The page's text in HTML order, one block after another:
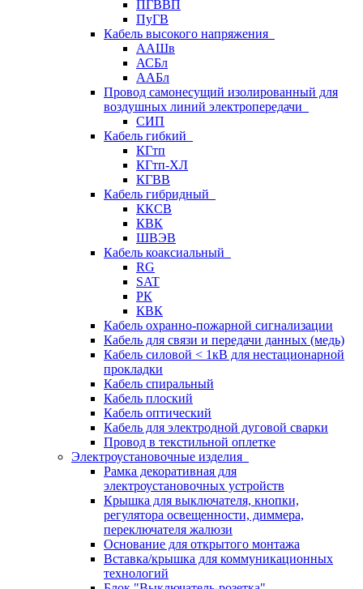
ПГВВП
ПуГВ
Кабель высокого напряжения
ААШв
АСБл
ААБл
Провод самонесущий изолированный для
воздушных линий электропередачи
СИП
Кабель гибкий
КГтп
КГтп-ХЛ
КГВВ
Кабель гибридный
ККСВ
КВК
ШВЭВ
Кабель коаксиальный
RG
SAT
РК
КВК
Кабель охранно-пожарной сигнализации
Кабель для связи и передачи данных (медь)
Кабель силовой < 1кВ для нестационарной
прокладки
Кабель спиральный
Кабель плоский
Кабель оптический
Кабель для электродной дуговой сварки
Провод в текстильной оплетке
Электроустановочные изделия
Рамка декоративная для
электроустановочных устройств
Крышка для выключателя, кнопки,
регулятора освещенности, диммера,
переключателя жалюзи
Основание для открытого монтажа
Вставка/крышка для коммуникационных
технологий